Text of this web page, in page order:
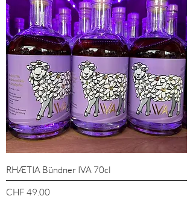
RHÆTIA Bündner IVA 70cl
Preis
CHF 49.00